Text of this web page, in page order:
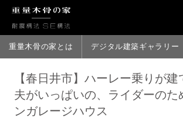
重量木骨の家とは デジタル建築ギャラリー
【春日井市】ハーレー乗りが
夫がいっぱいの、ライダーのた
ンガレージハウス